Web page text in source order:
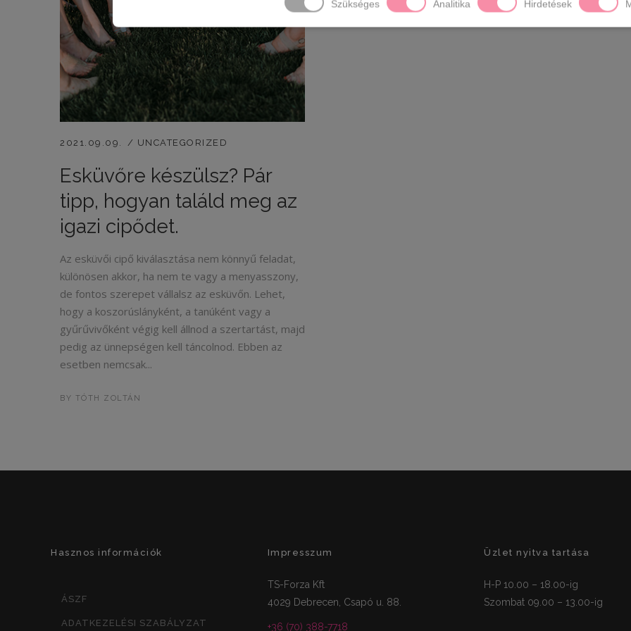
2021.09.09. UNCATEGORIZED
Esküvőre készülsz? Pár
tipp, hogyan találd meg az
igazi cipődet.
Az esküvői cipő kiválasztása nem könnyű feladat,
különösen akkor, ha nem te vagy a menyasszony,
de fontos szerepet vállalsz az esküvőn. Lehet,
hogy a koszorúslányként, a tanúként vagy a
gyűrűvivőként végig kell állnod a szertartást, majd
pedig az ünnepségen kell táncolnod. Ebben az
esetben nemcsak...
BY TÓTH ZOLTÁN
Hasznos információk
ÁSZF
ADATKEZELÉSI SZABÁLYZAT
Impresszum
TS-Forza Kft
4029 Debrecen, Csapó u. 88.
+36 (70) 388-7718
Üzlet nyitva tartása
H-P 10.00 – 18.00-ig
Szombat 09.00 – 13.00-ig
Szükséges Analitika Hirdetések